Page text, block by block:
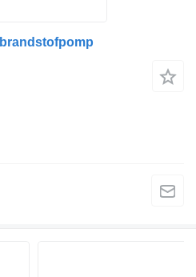
brandstofpomp